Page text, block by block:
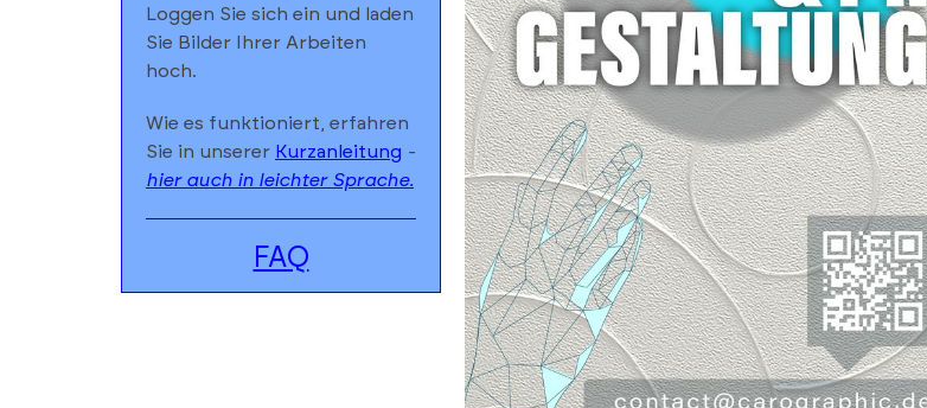
Werbemarkt
Loggen Sie sich ein und laden
Sie Bilder Ihrer Arbeiten
hoch.
Wie es funktioniert, erfahren
Sie in unserer Kurzanleitung -
hier auch in leichter Sprache.
FAQ